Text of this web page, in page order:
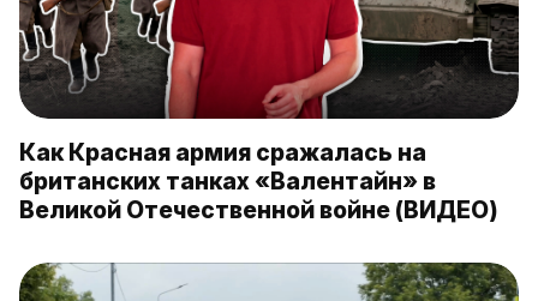
Как Красная армия сражалась на
британских танках «Валентайн» в
Великой Отечественной войне (ВИДЕО)